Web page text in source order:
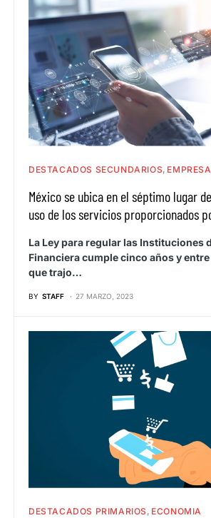
DESTACADOS SECUNDARIOS
México se ubica en el séptimo lugar
uso de los servicios proporcionados
La Ley para regular las Instituciones
Financiera cumple cinco años y
que trajo…
BY STAFF 27 MARZO, 2023
DESTACADOS PRIMARIOS ECONOMIA